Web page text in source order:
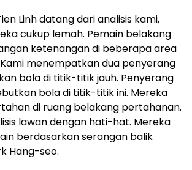
Linh datang dari analisis kami,
cukup lemah. Pemain belakang
ketenangan di beberapa area
menempatkan dua penyerang
bola di titik-titik jauh. Penyerang
bola di titik-titik ini. Mereka
di ruang belakang pertahanan.
lawan dengan hati-hat. Mereka
berdasarkan serangan balik
Hang-seo.